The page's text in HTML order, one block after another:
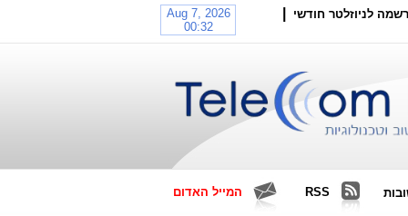
לניוזלטר חודשי
RSS המייל האדום